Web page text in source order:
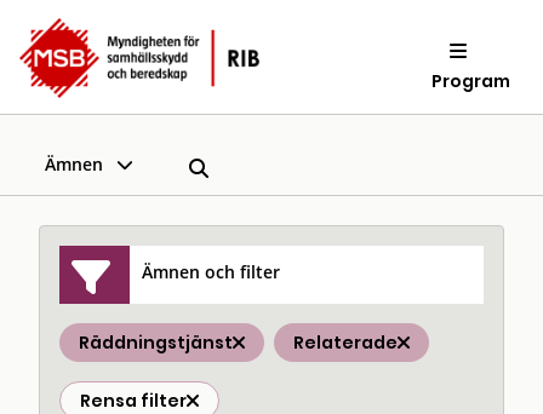
Program
Ämnen
Ämnen och filter
Räddningstjänst Relaterade
Rensa filter